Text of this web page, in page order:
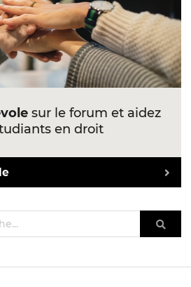
sur le forum et aidez
en droit